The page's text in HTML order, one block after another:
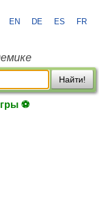
EN DE ES FR
Найти!
⚽